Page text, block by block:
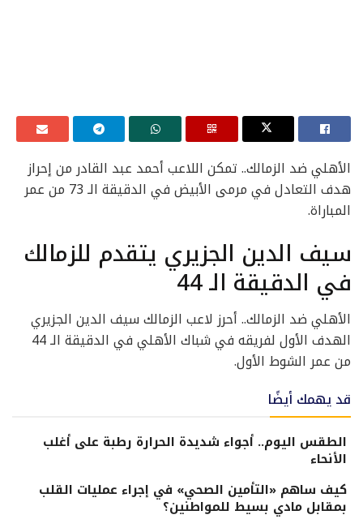
الأهلي ضد الزمالك.. تمكن اللاعب أحمد عبد القادر من إحراز
هدف التعادل في مرمى الأبيض في الدقيقة الـ 73 من عمر
المباراة.
سيف الدين الجزيري يتقدم للزمالك
في الدقيقة الـ 44
الأهلي ضد الزمالك.. أحرز لاعب الزمالك سيف الدين الجزيري
الهدف الأول لفريقه في شباك الأهلي في الدقيقة الـ 44
من عمر الشوط الأول.
قد يهمك أيضًا
الطقس اليوم.. أجواء شديدة الحرارة رطبة على أغلب
الأنحاء
كيف ساهم «التأمين الصحي» في إجراء عمليات القلب
بمقابل مادي بسيط للمواطنين؟